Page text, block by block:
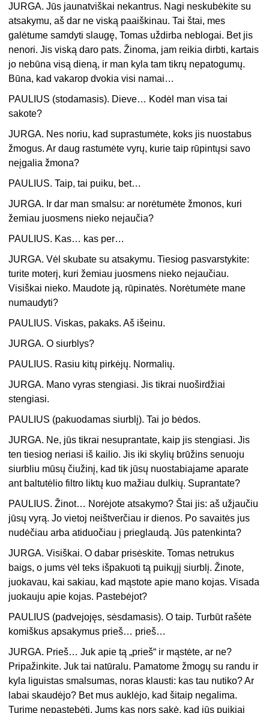
JURGA. Jūs jaunatviškai nekantrus. Nagi neskubėkite su
atsakymu, aš dar ne viską paaiškinau. Tai štai, mes
galėtume samdyti slaugę, Tomas uždirba neblogai. Bet jis
nenori. Jis viską daro pats. Žinoma, jam reikia dirbti, kartais
jo nebūna visą dieną, ir man kyla tam tikrų nepatogumų.
Būna, kad vakarop dvokia visi namai…
PAULIUS (stodamasis). Dieve… Kodėl man visa tai
sakote?
JURGA. Nes noriu, kad suprastumėte, koks jis nuostabus
žmogus. Ar daug rastumėte vyrų, kurie taip rūpintųsi savo
neįgalia žmona?
PAULIUS. Taip, tai puiku, bet…
JURGA. Ir dar man smalsu: ar norėtumėte žmonos, kuri
žemiau juosmens nieko nejaučia?
PAULIUS. Kas… kas per…
JURGA. Vėl skubate su atsakymu. Tiesiog pasvarstykite:
turite moterį, kuri žemiau juosmens nieko nejaučiau.
Visiškai nieko. Maudote ją, rūpinatės. Norėtumėte mane
numaudyti?
PAULIUS. Viskas, pakaks. Aš išeinu.
JURGA. O siurblys?
PAULIUS. Rasiu kitų pirkėjų. Normalių.
JURGA. Mano vyras stengiasi. Jis tikrai nuoširdžiai
stengiasi.
PAULIUS (pakuodamas siurblį). Tai jo bėdos.
JURGA. Ne, jūs tikrai nesuprantate, kaip jis stengiasi. Jis
ten tiesiog neriasi iš kailio. Jis iki skylių brūžins senuoju
siurbliu mūsų čiužinį, kad tik jūsų nuostabiajame aparate
ant baltutėlio filtro liktų kuo mažiau dulkių. Suprantate?
PAULIUS. Žinot… Norėjote atsakymo? Štai jis: aš užjaučiu
jūsų vyrą. Jo vietoj neištverčiau ir dienos. Po savaitės jus
nudėčiau arba atiduočiau į prieglaudą. Jūs patenkinta?
JURGA. Visiškai. O dabar prisėskite. Tomas netrukus
baigs, o jums vėl teks išpakuoti tą puikųjį siurblį. Žinote,
juokavau, kai sakiau, kad mąstote apie mano kojas. Visada
juokauju apie kojas. Pastebėjot?
PAULIUS (padvejojęs, sėsdamasis). O taip. Turbūt rašėte
komiškus apsakymus prieš… prieš…
JURGA. Prieš… Juk apie tą „prieš“ ir mąstėte, ar ne?
Pripažinkite. Juk tai natūralu. Pamatome žmogų su randu ir
kyla liguistas smalsumas, noras klausti: kas tau nutiko? Ar
labai skaudėjo? Bet mus auklėjo, kad šitaip negalima.
Turime nepastebėti. Jums kas nors sakė, kad jūs puikiai